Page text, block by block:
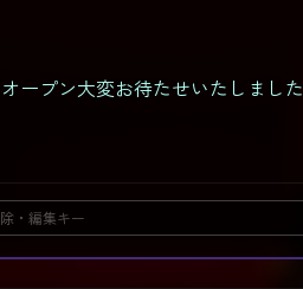
ープン大変お待たせいたしました